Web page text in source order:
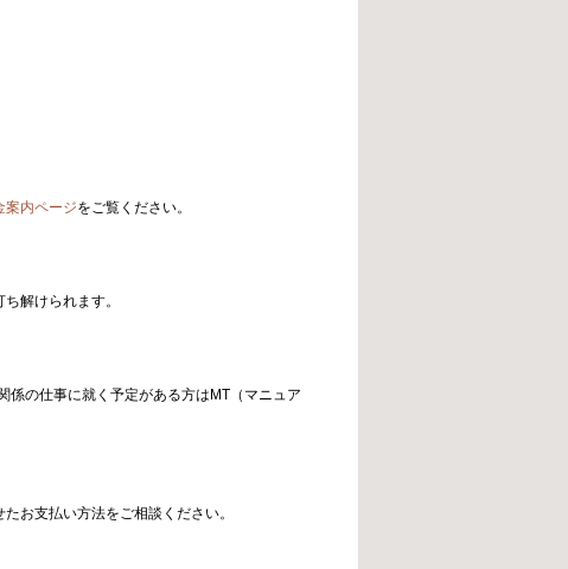
案内ページをご覧ください。
解けられます。
係の仕事に就く予定がある方はMT（マニュア
お支払い方法をご相談ください。